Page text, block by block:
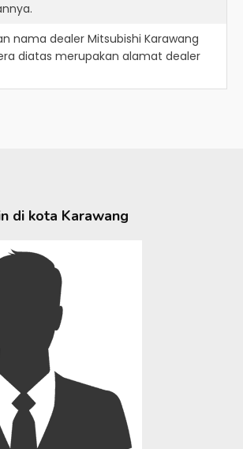
nama dealer Mitsubishi Karawang
diatas merupakan alamat dealer
di kota Karawang